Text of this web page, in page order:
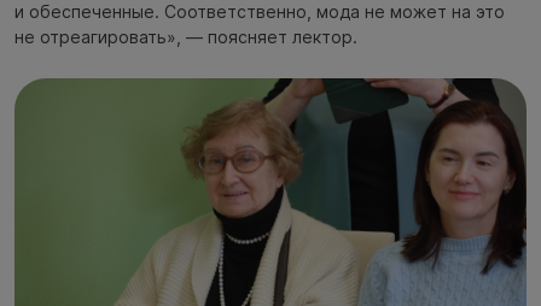
и обеспеченные. Соответственно, мода не может на это
не отреагировать», — поясняет лектор.